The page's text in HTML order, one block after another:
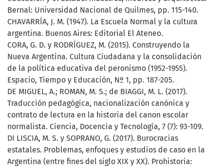
Bernal: Universidad Nacional de Quilmes, pp. 115-140.
CHAVARRÍA, J. M. (1947). La Escuela Normal y la cultura
argentina. Buenos Aires: Editorial El Ateneo.
CORA, G. D. y RODRÍGUEZ, M. (2015). Construyendo la
Nueva Argentina. Cultura Ciudadana y la consolidación
de la política educativa del peronismo (1952-1955).
Espacio, Tiempo y Educación, Nº 1, pp. 187-205.
DE MIGUEL, A.; ROMAN, M. S.; de BIAGGI, M. L. (2017).
Traducción pedagógica, nacionalización canónica y
contrato de lectura en la historia del canon escolar
normalista. Ciencia, Docencia y Tecnología, 7 (7): 93-109.
DI LISCIA, M. S. y SOPRANO, G. (2017). Burocracias
estatales. Problemas, enfoques y estudios de caso en la
Argentina (entre fines del siglo XIX y XX). Prohistoria: